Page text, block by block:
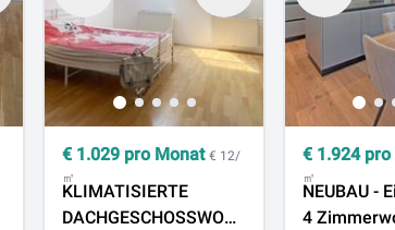
€ 1.029 pro Monat€ 12/
㎡
KLIMATISIERTE
DACHGESCHOSSWOHNUNG
€ 1.924pro
㎡
NEUBAU -
4